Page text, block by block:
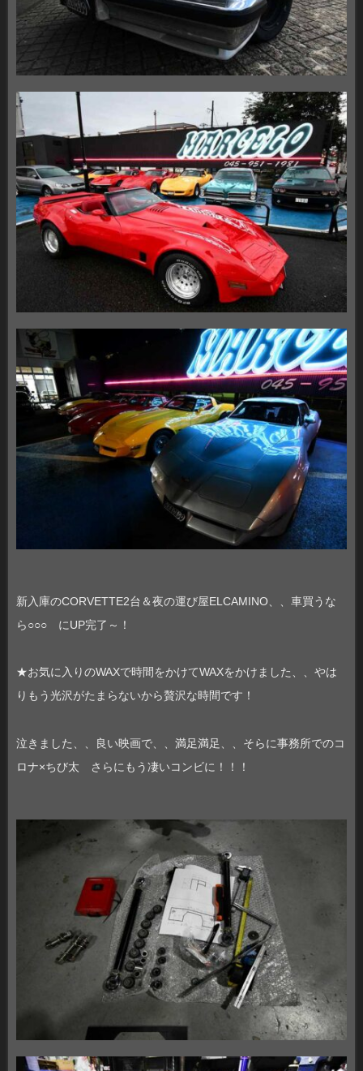
新入庫のCORVETTE2台＆夜の運び屋ELCAMINO、、車買うな
ら○○○ にUP完了～！
★お気に入りのWAXで時間をかけてWAXをかけました、、やは
りもう光沢がたまらないから贅沢な時間です！
泣きました、、良い映画で、、満足満足、、そらに事務所でのコ
ロナ×ちび太 さらにもう凄いコンビに！！！